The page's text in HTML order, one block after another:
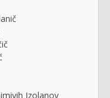
Izolanov